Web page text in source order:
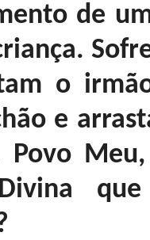
de
o
e
Povo